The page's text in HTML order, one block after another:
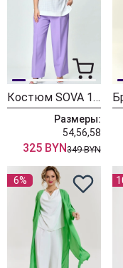
Костюм SOVA 11219 молочный, лаванда
Размеры:
54,56,58
325 BYN349 BYN
6%